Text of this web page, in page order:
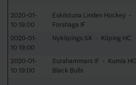
2020-01-
10 19:00
Eskilstuna Linden Hockey -
Forshaga IF
2020-01-
10 19:00
Nyköpings SK - Köping HC
2020-01-
10 19:00
Surahammars IF - Kumla HC
Black Bulls